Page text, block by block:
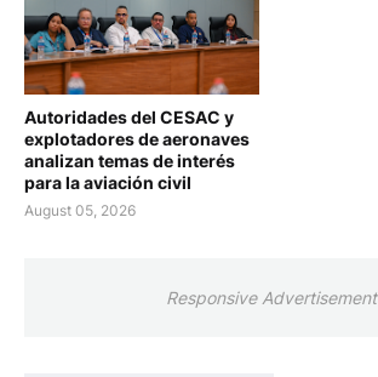
Autoridades del CESAC y
explotadores de aeronaves
analizan temas de interés
para la aviación civil
August 05, 2026
Responsive Advertisement